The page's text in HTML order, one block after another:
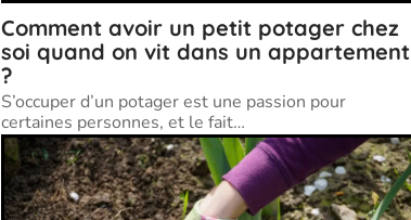
Comment avoir un petit potager chez
soi quand on vit dans un appartement
?
S’occuper d’un potager est une passion pour
certaines personnes, et le fait…